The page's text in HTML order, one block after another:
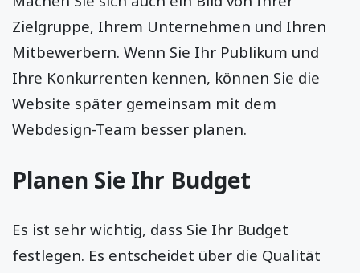
Zielgruppe, Ihrem Unternehmen und Ihren
Mitbewerbern. Wenn Sie Ihr Publikum und
Ihre Konkurrenten kennen, können Sie die
Website später gemeinsam mit dem
Webdesign-Team besser planen.
Planen Sie Ihr Budget
Es ist sehr wichtig, dass Sie Ihr Budget
festlegen. Es entscheidet über die Qualität